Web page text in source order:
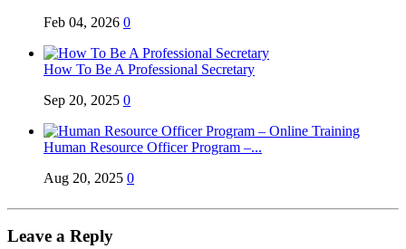
Feb 04, 2026 0
How To Be A Professional Secretary
Sep 20, 2025 0
Human Resource Officer Program –...
Aug 20, 2025 0
Leave a Reply